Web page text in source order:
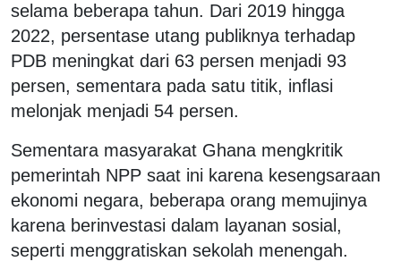
selama beberapa tahun. Dari 2019 hingga
2022, persentase utang publiknya terhadap
PDB meningkat dari 63 persen menjadi 93
persen, sementara pada satu titik, inflasi
melonjak menjadi 54 persen.
Sementara masyarakat Ghana mengkritik
pemerintah NPP saat ini karena kesengsaraan
ekonomi negara, beberapa orang memujinya
karena berinvestasi dalam layanan sosial,
seperti menggratiskan sekolah menengah.